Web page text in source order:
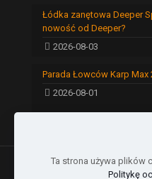
Łódka zanętowa Deeper
nowość od Deeper?
2026-08-03
Parada Łowców Karp Max
2026-08-01
Ta strona używa plików
Politykę